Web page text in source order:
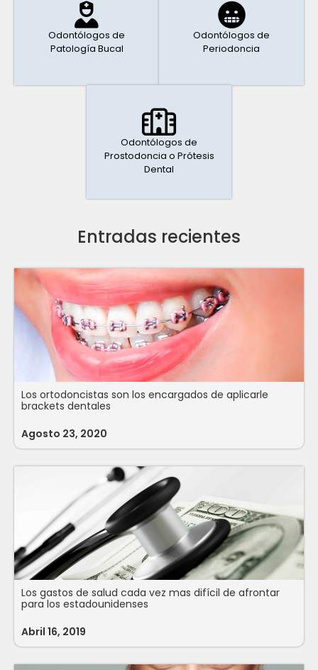
Odontólogos de
Patología Bucal
Odontólogos de
Periodoncia
Odontólogos de
Prostodoncia o Prótesis
Dental
Entradas recientes
Los ortodoncistas son los encargados de aplicarle
brackets dentales
Agosto 23, 2020
Los gastos de salud cada vez mas difícil de afrontar
para los estadounidenses
Abril 16, 2019